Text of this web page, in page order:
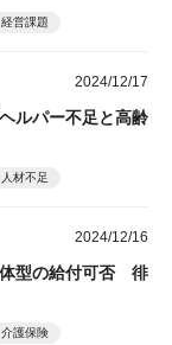
経営課題
2024/12/17
ルパー不足と高齢
人材不足
2024/12/16
型の給付可否 徘
介護保険